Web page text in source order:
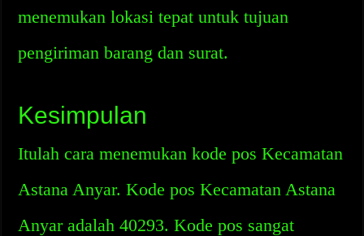
menemukan lokasi tepat untuk tujuan
pengiriman barang dan surat.
Kesimpulan
Itulah cara menemukan kode pos Kecamatan
Astana Anyar. Kode pos Kecamatan Astana
Anyar adalah 40293. Kode pos sangat